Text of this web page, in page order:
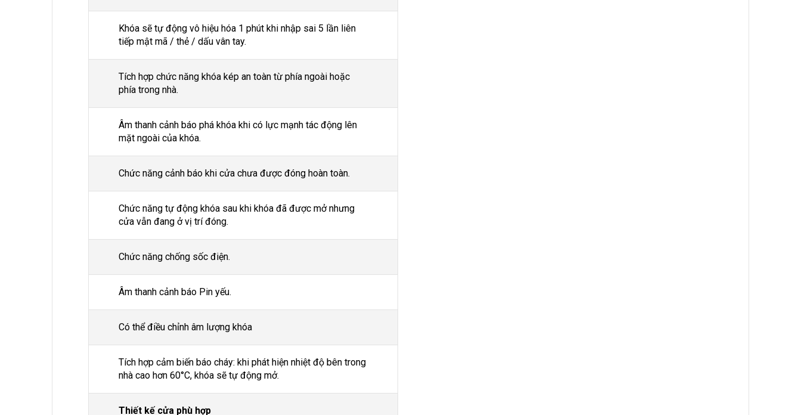
Khóa sẽ tự động vô hiệu hóa 1 phút khi nhập sai 5 lần liên
tiếp mật mã / thẻ / dấu vân tay.
Tích hợp chức năng khóa kép an toàn từ phía ngoài hoặc
phía trong nhà.
Âm thanh cảnh báo phá khóa khi có lực mạnh tác động lên
mặt ngoài của khóa.
Chức năng cảnh báo khi cửa chưa được đóng hoàn toàn.
Chức năng tự động khóa sau khi khóa đã được mở nhưng
cửa vẫn đang ở vị trí đóng.
Chức năng chống sốc điện.
Âm thanh cảnh báo Pin yếu.
Có thể điều chỉnh âm lượng khóa
Tích hợp cảm biến báo cháy: khi phát hiện nhiệt độ bên trong
nhà cao hơn 60°C, khóa sẽ tự động mở.
Thiết kế cửa phù hợp